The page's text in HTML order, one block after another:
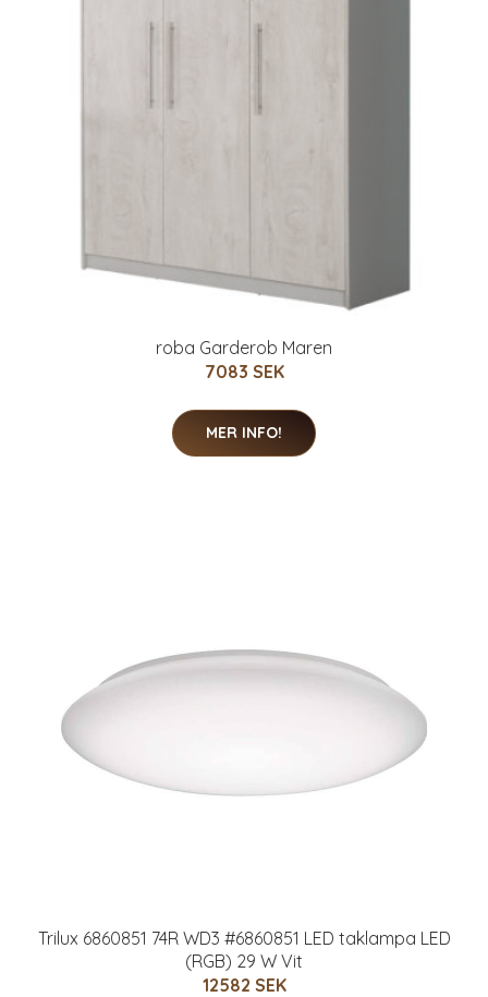
roba Garderob Maren
7083 SEK
MER INFO!
Trilux 6860851 74R WD3 #6860851 LED taklampa LED
(RGB) 29 W Vit
12582 SEK